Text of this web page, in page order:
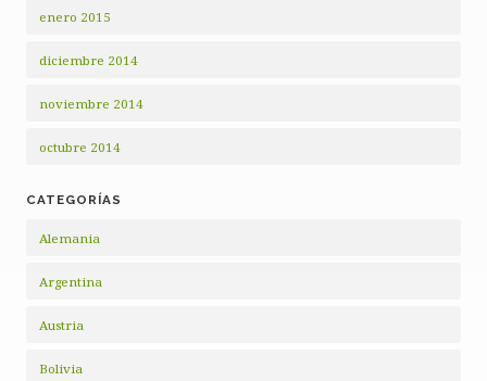
enero 2015
diciembre 2014
noviembre 2014
octubre 2014
CATEGORÍAS
Alemania
Argentina
Austria
Bolivia